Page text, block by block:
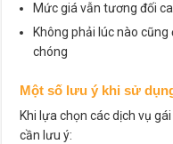
Mức giá vẫn tương đối
Không phải lúc nào
chóng
Một số lưu ý khi sử
Khi lựa chọn các dịch vụ
cần lưu ý: